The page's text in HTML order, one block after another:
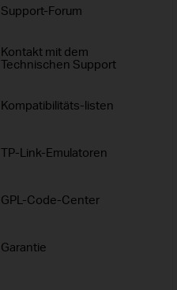
Support-Forum
Kontakt mit dem
Technischen Support
Kompatibilitäts-listen
TP-Link-Emulatoren
GPL-Code-Center
Garantie